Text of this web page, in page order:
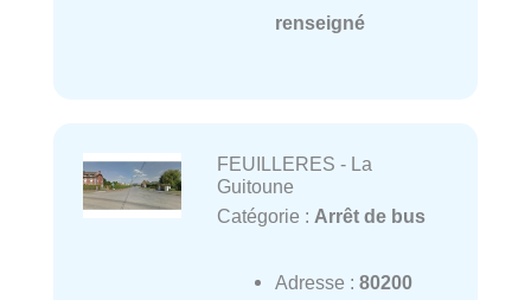
renseigné
FEUILLERES - La
Guitoune
Catégorie : Arrêt de bus
Adresse : 80200